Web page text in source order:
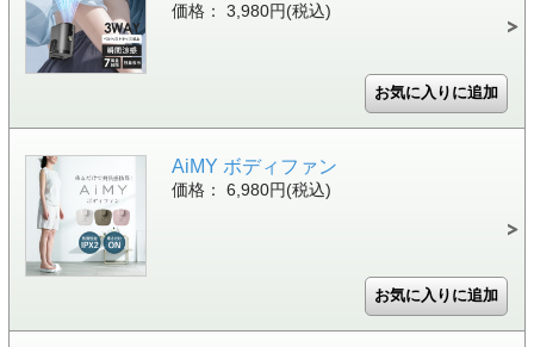
価格： 3,980円(税込)
AiMY ボディファン
価格： 6,980円(税込)